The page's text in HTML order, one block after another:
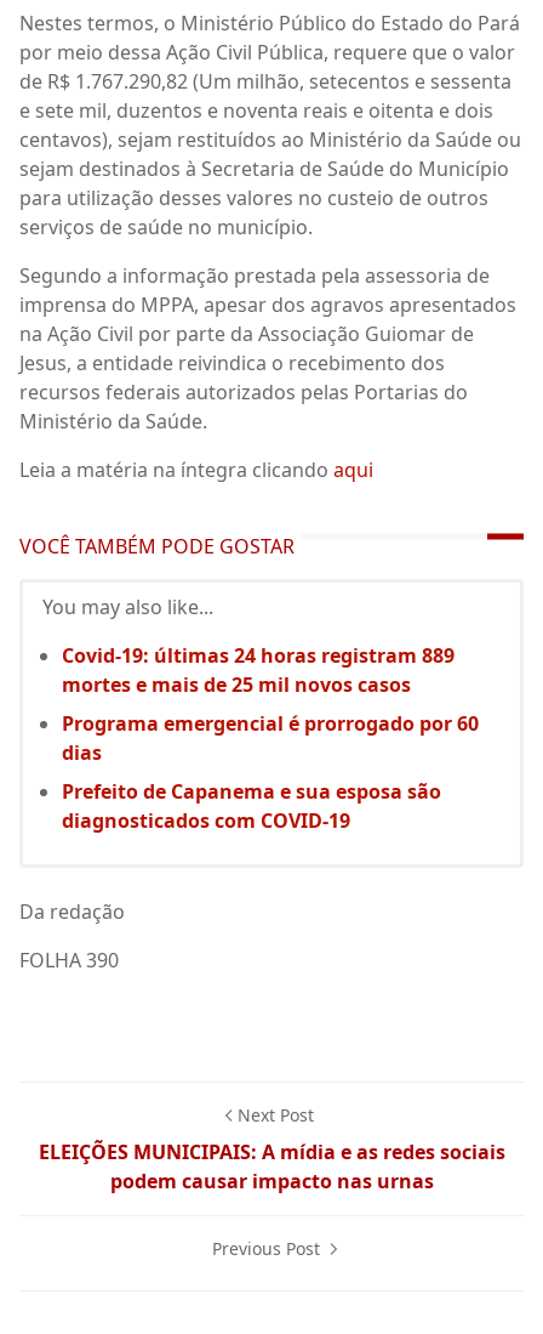
Nestes termos, o Ministério Público do Estado do Pará
por meio dessa Ação Civil Pública, requere que o valor
de R$ 1.767.290,82 (Um milhão, setecentos e sessenta
e sete mil, duzentos e noventa reais e oitenta e dois
centavos), sejam restituídos ao Ministério da Saúde ou
sejam destinados à Secretaria de Saúde do Município
para utilização desses valores no custeio de outros
serviços de saúde no município.
Segundo a informação prestada pela assessoria de
imprensa do MPPA, apesar dos agravos apresentados
na Ação Civil por parte da Associação Guiomar de
Jesus, a entidade reivindica o recebimento dos
recursos federais autorizados pelas Portarias do
Ministério da Saúde.
Leia a matéria na íntegra clicando aqui
VOCÊ TAMBÉM PODE GOSTAR
You may also like...
Covid-19: últimas 24 horas registram 889
mortes e mais de 25 mil novos casos
Programa emergencial é prorrogado por 60
dias
Prefeito de Capanema e sua esposa são
diagnosticados com COVID-19
Da redação
FOLHA 390
Next Post
ELEIÇÕES MUNICIPAIS: A mídia e as redes sociais
podem causar impacto nas urnas
Previous Post